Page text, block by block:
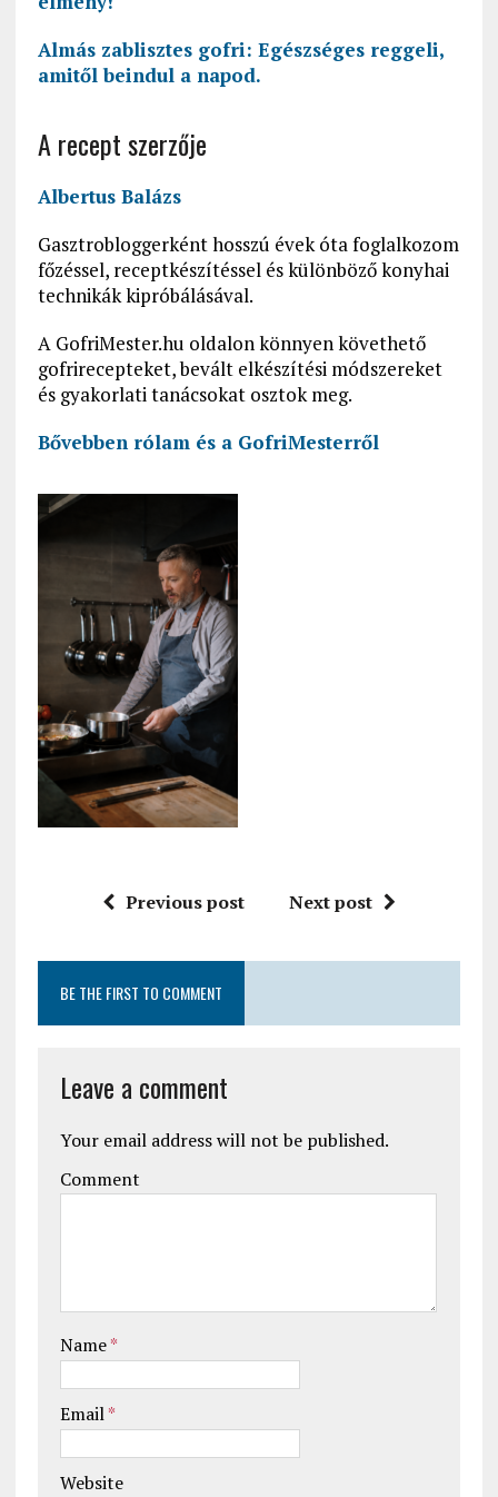
Almás zablisztes gofri: Egészséges reggeli,
amitől beindul a napod.
A recept szerzője
Albertus Balázs
Gasztrobloggerként hosszú évek óta foglalkozom
főzéssel, receptkészítéssel és különböző konyhai
technikák kipróbálásával.
A GofriMester.hu oldalon könnyen követhető
gofrirecepteket, bevált elkészítési módszereket
és gyakorlati tanácsokat osztok meg.
Bővebben rólam és a GofriMesterről
Previous post Next post
BE THE FIRST TO COMMENT
Leave a comment
Your email address will not be published.
Comment
Name*
Email*
Website